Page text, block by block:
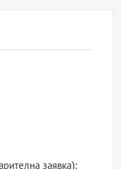
заявка);